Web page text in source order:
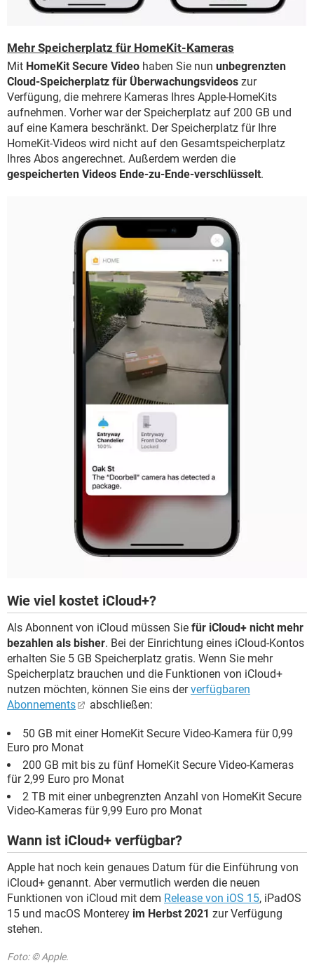
Mehr Speicherplatz für HomeKit-Kameras
Mit HomeKit Secure Video haben Sie nun unbegrenzten
Cloud-Speicherplatz für Überwachungsvideos zur
Verfügung, die mehrere Kameras Ihres Apple-HomeKits
aufnehmen. Vorher war der Speicherplatz auf 200 GB und
auf eine Kamera beschränkt. Der Speicherplatz für Ihre
HomeKit-Videos wird nicht auf den Gesamtspeicherplatz
Ihres Abos angerechnet. Außerdem werden die
gespeicherten Videos Ende-zu-Ende-verschlüsselt.
Wie viel kostet iCloud+?
Als Abonnent von iCloud müssen Sie für iCloud+ nicht mehr
bezahlen als bisher. Bei der Einrichtung eines iCloud-Kontos
erhalten Sie 5 GB Speicherplatz gratis. Wenn Sie mehr
Speicherplatz brauchen und die Funktionen von iCloud+
nutzen möchten, können Sie eins derverfügbaren
Abonnements
abschließen:
50 GB mit einer HomeKit Secure Video-Kamera für 0,99
Euro pro Monat
200 GB mit bis zu fünf HomeKit Secure Video-Kameras
für 2,99 Euro pro Monat
2 TB mit einer unbegrenzten Anzahl von HomeKit Secure
Video-Kameras für 9,99 Euro pro Monat
Wann ist iCloud+ verfügbar?
Apple hat noch kein genaues Datum für die Einführung von
iCloud+ genannt. Aber vermutlich werden die neuen
Funktionen von iCloud mit dem Release von iOS 15, iPadOS
15 und macOS Monterey im Herbst 2021 zur Verfügung
stehen.
Foto: © Apple.